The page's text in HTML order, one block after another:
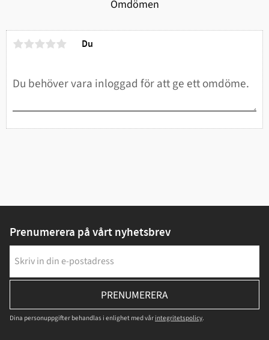
Omdömen
Du
Prenumerera på vårt nyhetsbrev
PRENUMERERA
Dina personuppgifter behandlas i enlighet med vår integritetspolicy.